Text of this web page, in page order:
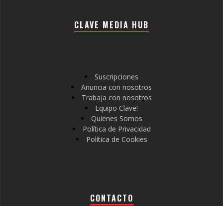
CLAVE MEDIA HUB
Suscripciones
Anuncia con nosotros
Trabaja con nosotros
Equipo Clave!
Quienes Somos
Política de Privacidad
Política de Cookies
CONTACTO